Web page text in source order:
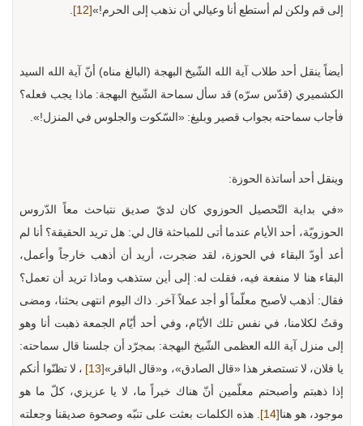
إلى قم ولكن لم أستطع أنا وعيالي أن نذهب إلى الحرم!»[12]
.
أيضاً ينقل أحد طلاب آية الله الشّيخ البهجة (البالغ مناه) أنّ آية الله السيد
الكشميري (قدّس سرّه) قد سأل سماحة الشّيخ البهجة: ماذا يجب فعله؟
فأجاب سماحته بجواب قصير وبليغ: «السّكوت والجلوس في المنزل!».
وينقل أحد أساتذة الحوزة:
«في بداية التّحصيل الحوزوي كان لديّ صديق نتباحث معاً الدّروس
الحوزويّة، أحد الأيام عندما أتى للمباحثة قال لي: هل تريد الحقيقة؟ أنا لم
أعد أودّ البقاء في الحوزة، لقد ضجرت، أريد أن أذهب خارجاً وأعمل،
البقاء هنا لا منفعة فيه، فقلت له: إلى أين ستذهب وماذا تريد أن تعمل؟
فقال: أذهب لأصبح معلّماً أو أجد عملاً آخر. ذاك اليوم انتهى بحثنا، ومضى
وقتٌ لكلامنا، في نفس تلك الأيّام، وفي أحد أيّام الجمعة ذهبت أنا وهو
إلى منزل آية الله العظمى الشّيخ البهجة: بمجرّد أن جلسنا قال سماحته:
يا فلان، لا تستصغر هذا «قال الصادق»، و«قال الباقر»[13]
، لا تظنّوا أنكم
إذا ذهبتم وأصبحتم معلّمين أنّ هناك خبراً ما، لا يا عزيزي، كلّ ما هو
موجود، هو هنا[14]
. هذه الكلمات بعثت على تنبّه وصحوة صديقنا وجعلته